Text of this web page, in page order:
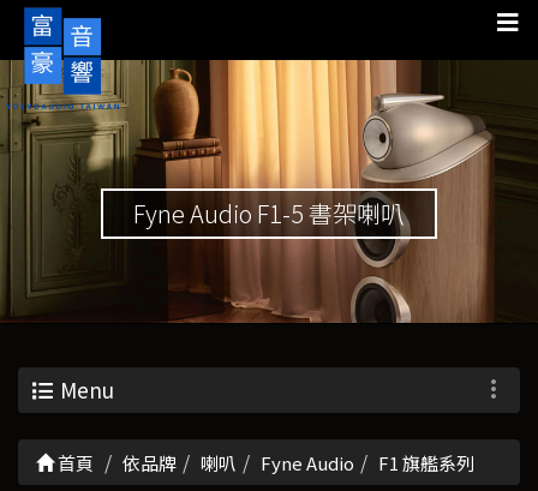
Fyne Audio F1-5 書架喇叭
Menu
首頁 依品牌 喇叭 Fyne Audio F1 旗艦系列